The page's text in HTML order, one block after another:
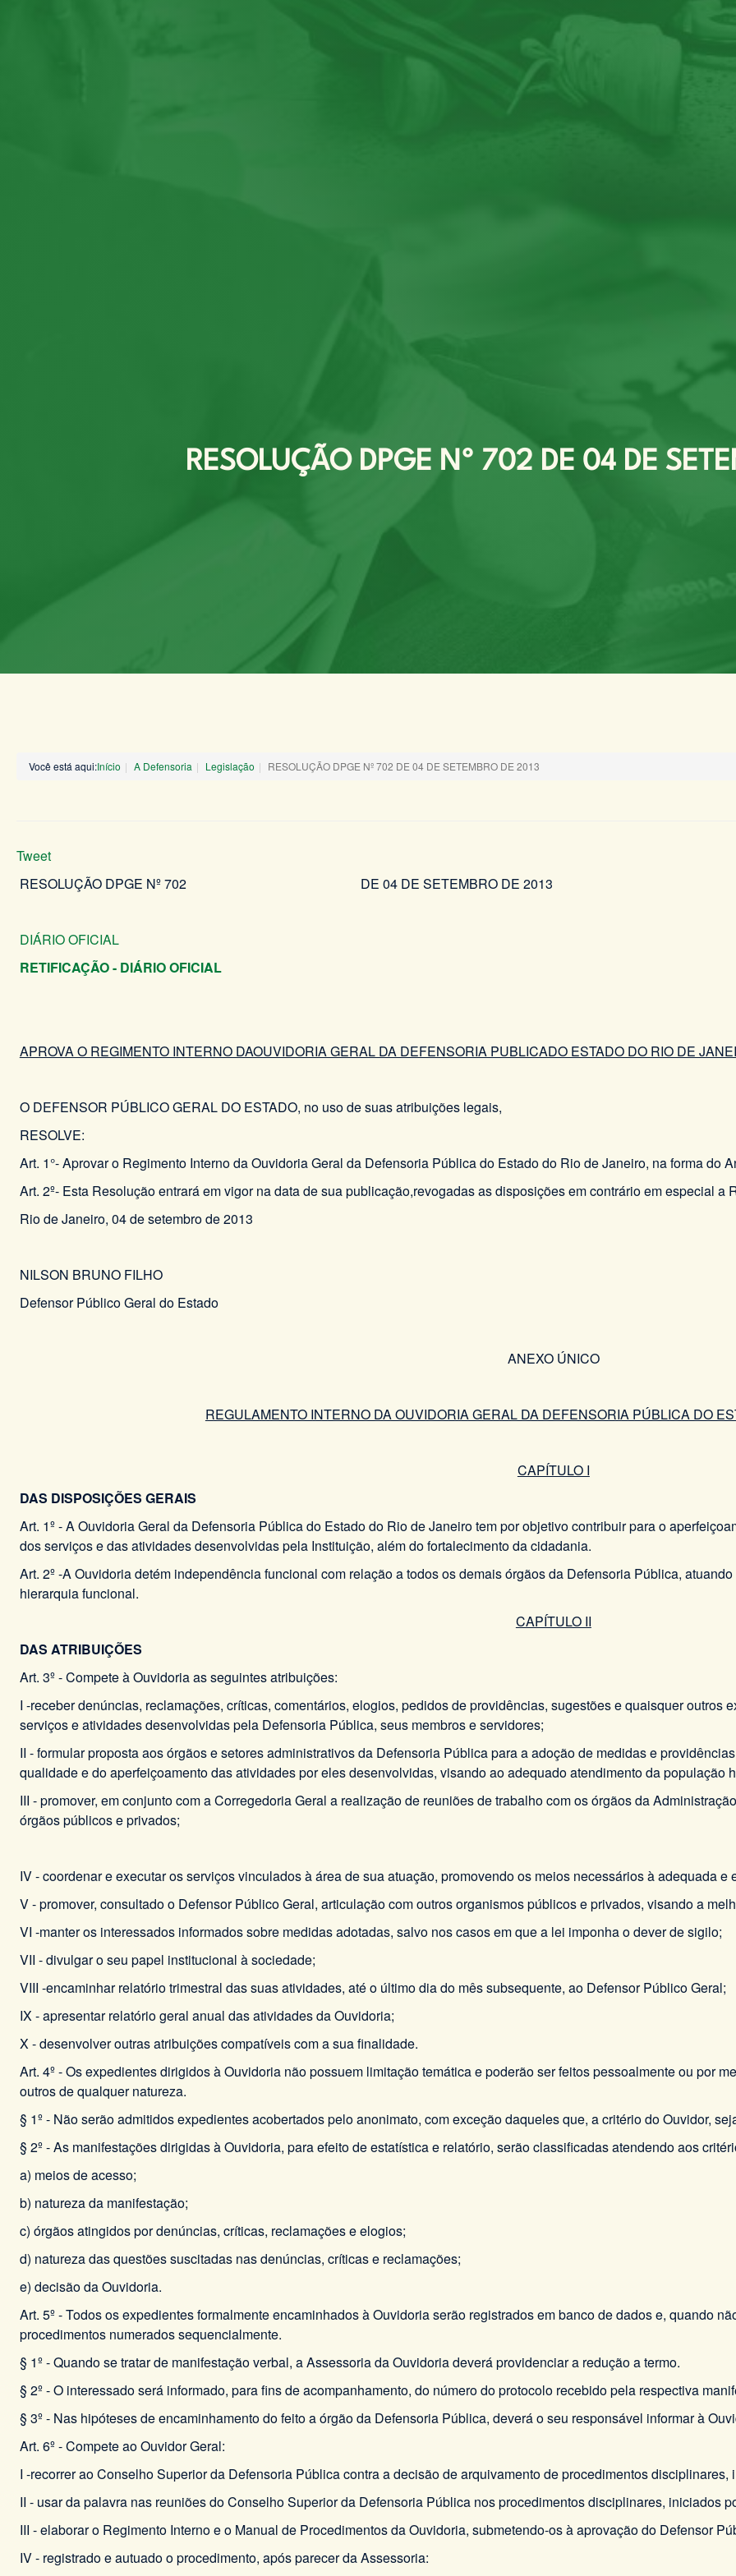
RESOLUÇÃO DPGE Nº 702 DE 04 DE
Você está aqui:Início A Defensoria Legislação RESOLUÇÃO DPGE Nº 702 DE 04 DE SETEMBRO DE 2013
Tweet
RESOLUÇÃO DPGE Nº 702 DE 04 DE SETEMBRO DE 2013
DIÁRIO OFICIAL
RETIFICAÇÃO - DIÁRIO OFICIAL
APROVA O REGIMENTO INTERNO DAOUVIDORIA GERAL DA DEFENSORIA PUBLICADO ESTADO DO RIO DE
O DEFENSOR PÚBLICO GERAL DO ESTADO, no uso de suas atribuições legais,
RESOLVE:
Art. 1°- Aprovar o Regimento Interno da Ouvidoria Geral da Defensoria Pública do Estado do Rio de Janeiro, na forma do
Art. 2º- Esta Resolução entrará em vigor na data de sua publicação,revogadas as disposições em contrário em especial a
Rio de Janeiro, 04 de setembro de 2013
NILSON BRUNO FILHO
Defensor Público Geral do Estado
ANEXO ÚNICO
REGULAMENTO INTERNO DA OUVIDORIA GERAL DA DEFENSORIA PÚBLICA DO
CAPÍTULO I
DAS DISPOSIÇÕES GERAIS
Art. 1º - A Ouvidoria Geral da Defensoria Pública do Estado do Rio de Janeiro tem por objetivo contribuir para o
dos serviços e das atividades desenvolvidas pela Instituição, além do fortalecimento da cidadania.
Art. 2º -A Ouvidoria detém independência funcional com relação a todos os demais órgãos da Defensoria Pública,
hierarquia funcional.
CAPÍTULO II
DAS ATRIBUIÇÕES
Art. 3º - Compete à Ouvidoria as seguintes atribuições:
I -receber denúncias, reclamações, críticas, comentários, elogios, pedidos de providências, sugestões e quaisquer outros
serviços e atividades desenvolvidas pela Defensoria Pública, seus membros e servidores;
II - formular proposta aos órgãos e setores administrativos da Defensoria Pública para a adoção de medidas e
qualidade e do aperfeiçoamento das atividades por eles desenvolvidas, visando ao adequado atendimento da população
III - promover, em conjunto com a Corregedoria Geral a realização de reuniões de trabalho com os órgãos da
órgãos públicos e privados;
IV - coordenar e executar os serviços vinculados à área de sua atuação, promovendo os meios necessários à adequada
V - promover, consultado o Defensor Público Geral, articulação com outros organismos públicos e privados, visando a
VI -manter os interessados informados sobre medidas adotadas, salvo nos casos em que a lei imponha o dever de sigilo;
VII - divulgar o seu papel institucional à sociedade;
VIII -encaminhar relatório trimestral das suas atividades, até o último dia do mês subsequente, ao Defensor Público Geral;
IX - apresentar relatório geral anual das atividades da Ouvidoria;
X - desenvolver outras atribuições compatíveis com a sua finalidade.
Art. 4º - Os expedientes dirigidos à Ouvidoria não possuem limitação temática e poderão ser feitos pessoalmente ou por
outros de qualquer natureza.
§ 1º - Não serão admitidos expedientes acobertados pelo anonimato, com exceção daqueles que, a critério do Ouvidor,
§ 2º - As manifestações dirigidas à Ouvidoria, para efeito de estatística e relatório, serão classificadas atendendo aos
a) meios de acesso;
b) natureza da manifestação;
c) órgãos atingidos por denúncias, críticas, reclamações e elogios;
d) natureza das questões suscitadas nas denúncias, críticas e reclamações;
e) decisão da Ouvidoria.
Art. 5º - Todos os expedientes formalmente encaminhados à Ouvidoria serão registrados em banco de dados e, quando
procedimentos numerados sequencialmente.
§ 1º - Quando se tratar de manifestação verbal, a Assessoria da Ouvidoria deverá providenciar a redução a termo.
§ 2º - O interessado será informado, para fins de acompanhamento, do número do protocolo recebido pela respectiva
§ 3º - Nas hipóteses de encaminhamento do feito a órgão da Defensoria Pública, deverá o seu responsável informar à
Art. 6º - Compete ao Ouvidor Geral:
I -recorrer ao Conselho Superior da Defensoria Pública contra a decisão de arquivamento de procedimentos
II - usar da palavra nas reuniões do Conselho Superior da Defensoria Pública nos procedimentos disciplinares, iniciados
III - elaborar o Regimento Interno e o Manual de Procedimentos da Ouvidoria, submetendo-os à aprovação do Defensor
IV - registrado e autuado o procedimento, após parecer da Assessoria: